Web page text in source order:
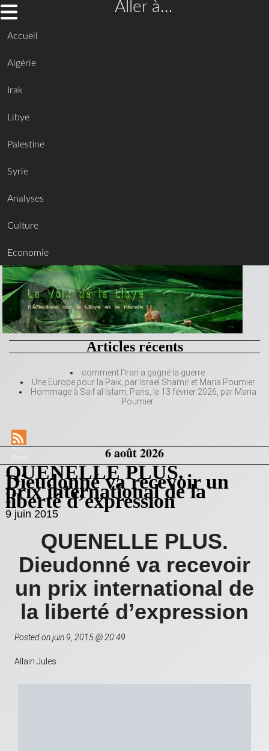
Aller à…
Accueil
Algérie
Irak
Libye
Palestine
Syrie
Analyses
Culture
Economie
Articles récents
comment l’Iran a gagné la guerre
Une Europe pour la Paix, par Israël Shamir et Maria Poumier
Hommage à Saif al Islam, Paris, le 13 février 2026, par Maria
Poumier
RSS
Feed
6 août 2026
QUENELLE PLUS.
Dieudonné va recevoir un
prix international de la
liberté d’expression
9 juin 2015
QUENELLE PLUS.
Dieudonné va recevoir
un prix international de
la liberté d’expression
Posted on juin 9, 2015 @ 20:49
Allain Jules